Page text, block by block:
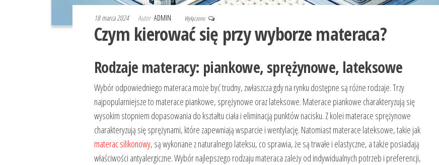
18 marca 2024 Autor ADMIN Wyłączono
Czym kierować się przy wyborze materaca?
Rodzaje materacy: piankowe, sprężynowe, lateksowe
Wybór odpowiedniego materaca może być trudny, zwłaszcza gdy na rynku dostępne są różne rodzaje. Trzy
najpopularniejsze to materace piankowe, sprężynowe oraz lateksowe. Materace piankowe charakteryzują się
wysokim stopniem dopasowania do kształtu ciała i eliminacją punktów nacisku. Z kolei materace sprężynowe
charakteryzują się sprężynami, które zapewniają wsparcie i wentylację. Natomiast materace lateksowe, takie jak
materac silikonowy, są wykonane z naturalnego lateksu, co sprawia, że są trwałe i elastyczne, a także posiadają
właściwości antyalergiczne. Wybór najlepszego rodzaju materaca zależy od indywidualnych potrzeb i preferencji,